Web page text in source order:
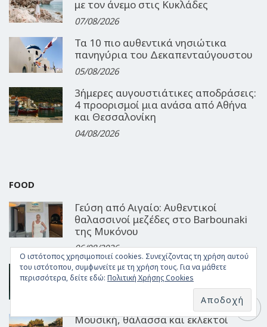
με τον άνεμο στις Κυκλάδες
07/08/2026
Τα 10 πιο αυθεντικά νησιώτικα
πανηγύρια του Δεκαπενταύγουστου
05/08/2026
3ήμερες αυγουστιάτικες αποδράσεις:
4 προορισμοί μια ανάσα από Αθήνα
και Θεσσαλονίκη
04/08/2026
FOOD
Γεύση από Αιγαίο: Αυθεντικοί
θαλασσινοί μεζέδες στο Barbounaki
της Μυκόνου
06/08/2026
Δροσερές συνταγές για 3
καλοκαιρινά γλυκά!
Μουσική, θάλασσα και εκλεκτοί
Ο ιστότοπος χρησιμοποιεί cookies. Συνεχίζοντας τη χρήση αυτού
του ιστότοπου, συμφωνείτε με τη χρήση τους. Για να μάθετε
περισσότερα, δείτε εδώ: Πολιτική Χρήσης Cookies